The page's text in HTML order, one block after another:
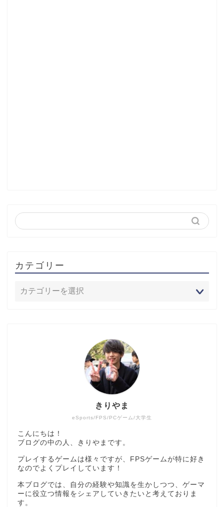
カテゴリー
eSports/FPS/PCゲーム/大学生
きりやま
こんにちは！
ブログの中の人、きりやまです。
プレイするゲームは様々ですが、FPSゲームが特に好き
なのでよくプレイしています！
本ブログでは、自分の経験や知識を生かしつつ、ゲーマ
ーに役立つ情報をシェアしていきたいと考えておりま
す。